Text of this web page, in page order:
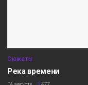
Сюжеты
Река времени